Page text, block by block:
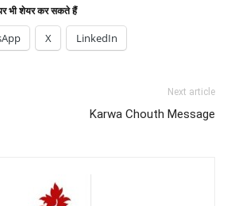
भी शेयर कर सकते हैं
X LinkedIn
Next article
Karwa Chouth Message